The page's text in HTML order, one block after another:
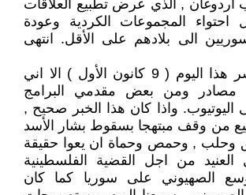
, الذي عرض تطبيع العلاقات
المجموعات الكردية وعودة
الى بلادهم على الأقل. انتهى
هذا الخبر وان نشر هذا اليوم ( 9 كانون الأول ) الا اني
ومن بعض مقدمي البرامج
اليوتيوب. واذا كان هذا الخبر صحيح ,
من وقف مبتهجا بسقوط بشار الأسد
, وحمص وحماة ان يعوا حقيقة
العنيد من اجل القضية الفلسطينية
الصهيوني على سوريا كما كان